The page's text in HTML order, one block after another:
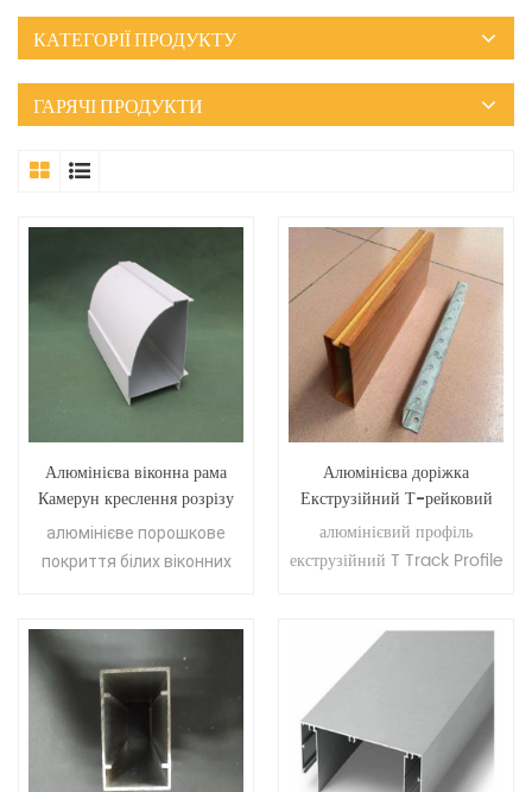
КАТЕГОРІЇ ПРОДУКТУ
ГАРЯЧІ ПРОДУКТИ
Алюмінієва віконна рама
Камерун креслення розрізу
вікна
алюмінієве порошкове
покриття білих віконних
Алюмінієва доріжка
Екструзійний Т-рейковий
алюмінієвий профіль
алюмінієвий профіль
екструзійний T Track Profile